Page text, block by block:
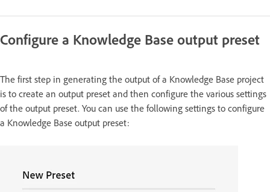
Configure a Knowledge Base output preset
The first step in generating the output of a Knowledge Base project
is to create an output preset and then configure the various settings
of the output preset. You can use the following settings to configure
a Knowledge Base output preset: